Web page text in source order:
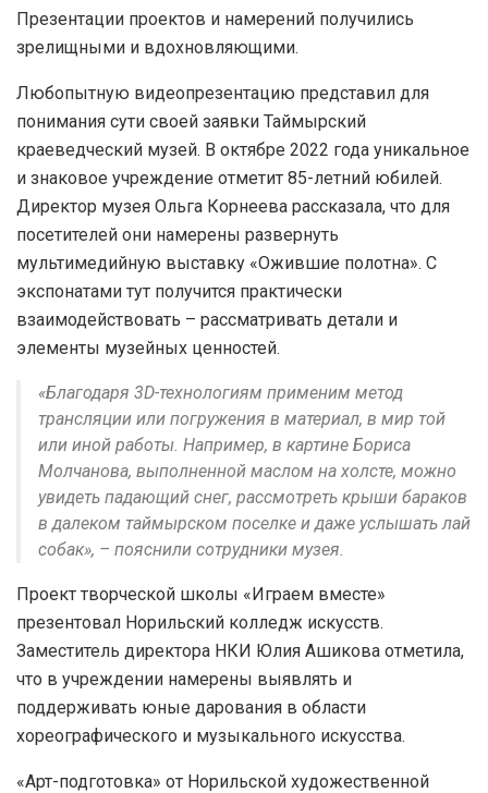
Презентации проектов и намерений получились
зрелищными и вдохновляющими.
Любопытную видеопрезентацию представил для
понимания сути своей заявки Таймырский
краеведческий музей. В октябре 2022 года уникальное
и знаковое учреждение отметит 85-летний юбилей.
Директор музея Ольга Корнеева рассказала, что для
посетителей они намерены развернуть
мультимедийную выставку «Ожившие полотна». С
экспонатами тут получится практически
взаимодействовать – рассматривать детали и
элементы музейных ценностей.
«Благодаря 3D-технологиям применим метод
трансляции или погружения в материал, в мир той
или иной работы. Например, в картине Бориса
Молчанова, выполненной маслом на холсте, можно
увидеть падающий снег, рассмотреть крыши бараков
в далеком таймырском поселке и даже услышать лай
собак», – пояснили сотрудники музея.
Проект творческой школы «Играем вместе»
презентовал Норильский колледж искусств.
Заместитель директора НКИ Юлия Ашикова отметила,
что в учреждении намерены выявлять и
поддерживать юные дарования в области
хореографического и музыкального искусства.
«Арт-подготовка» от Норильской художественной